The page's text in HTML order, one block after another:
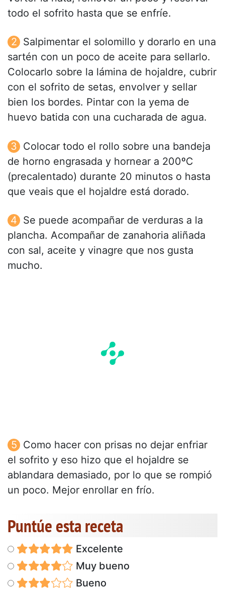
todo el sofrito hasta que se enfríe.
Salpimentar el solomillo y dorarlo en una
sartén con un poco de aceite para sellarlo.
Colocarlo sobre la lámina de hojaldre, cubrir
con el sofrito de setas, envolver y sellar
bien los bordes. Pintar con la yema de
huevo batida con una cucharada de agua.
Colocar todo el rollo sobre una bandeja
de horno engrasada y hornear a 200ºC
(precalentado) durante 20 minutos o hasta
que veais que el hojaldre está dorado.
Se puede acompañar de verduras a la
plancha. Acompañar de zanahoria aliñada
con sal, aceite y vinagre que nos gusta
mucho.
Como hacer con prisas no dejar enfriar
el sofrito y eso hizo que el hojaldre se
ablandara demasiado, por lo que se rompió
un poco. Mejor enrollar en frío.
Puntúe esta receta
Excelente
Muy bueno
Bueno